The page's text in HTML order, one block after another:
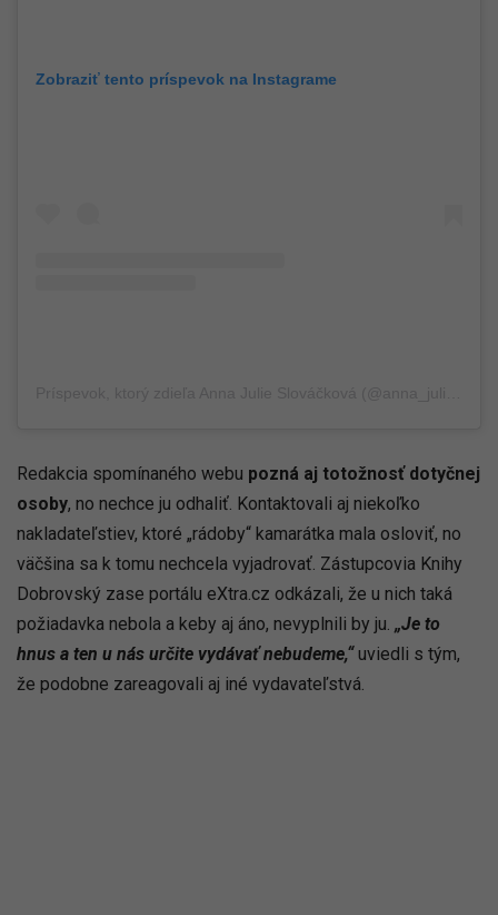
Zobraziť tento príspevok na Instagrame
Redakcia spomínaného webu pozná aj totožnosť dotyčnej
osoby, no nechce ju odhaliť. Kontaktovali aj niekoľko
nakladateľstiev, ktoré „rádoby“ kamarátka mala osloviť, no
väčšina sa k tomu nechcela vyjadrovať. Zástupcovia Knihy
Dobrovský zase portálu eXtra.cz odkázali, že u nich taká
požiadavka nebola a keby aj áno, nevyplnili by ju. „Je to
hnus a ten u nás určite vydávať nebudeme,“ uviedli s tým,
že podobne zareagovali aj iné vydavateľstvá.